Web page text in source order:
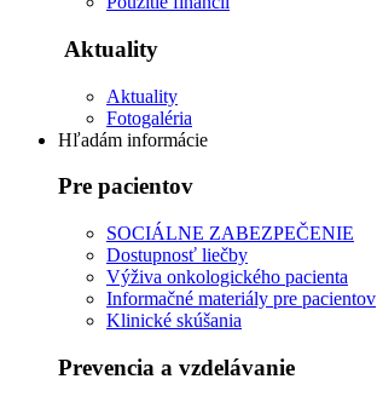
Aktuality
Aktuality
Fotogaléria
Hľadám informácie
Pre pacientov
SOCIÁLNE ZABEZPEČENIE
Dostupnosť liečby
Výživa onkologického pacienta
Informačné materiály pre pacientov
Klinické skúšania
Prevencia a vzdelávanie